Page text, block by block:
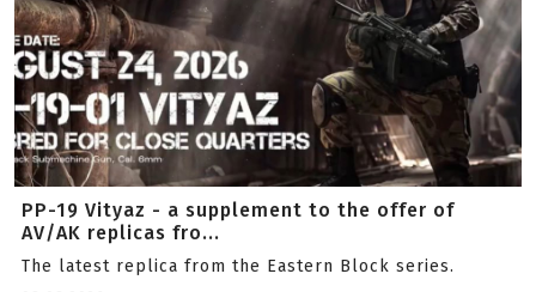
PP-19 Vityaz - a supplement to the offer of
AV/AK replicas fro...
The latest replica from the Eastern Block series.